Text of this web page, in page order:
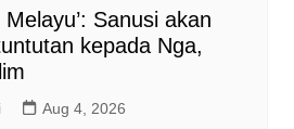
Melayu’: Sanusi akan
kepada Nga,
Aug 4, 2026